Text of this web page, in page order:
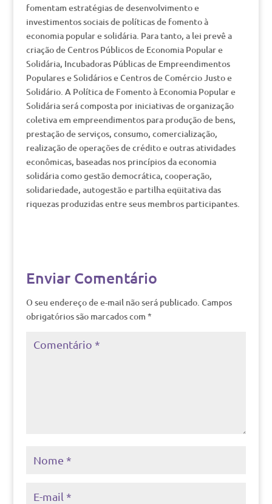
fomentam estratégias de desenvolvimento e
investimentos sociais de políticas de fomento à
economia popular e solidária. Para tanto, a lei prevê a
criação de Centros Públicos de Economia Popular e
Solidária, Incubadoras Públicas de Empreendimentos
Populares e Solidários e Centros de Comércio Justo e
Solidário. A Política de Fomento à Economia Popular e
Solidária será composta por iniciativas de organização
coletiva em empreendimentos para produção de bens,
prestação de serviços, consumo, comercialização,
realização de operações de crédito e outras atividades
econômicas, baseadas nos princípios da economia
solidária como gestão democrática, cooperação,
solidariedade, autogestão e partilha eqüitativa das
riquezas produzidas entre seus membros participantes.
Enviar Comentário
O seu endereço de e-mail não será publicado. Campos
obrigatórios são marcados com *